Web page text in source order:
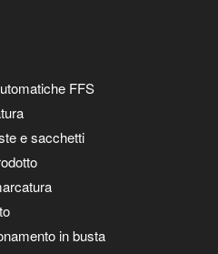
FFS
e sacchetti
in busta